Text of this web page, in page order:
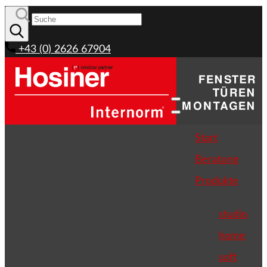
+43 (0) 2626 67904
Start
Beratung
Produkte
studio
home
soft